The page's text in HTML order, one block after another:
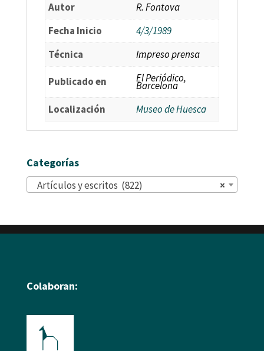
Autor
R. Fontova
Fecha Inicio
4/3/1989
Técnica
Impreso prensa
Publicado en El Periódico,
Barcelona
Localización
Museo de Huesca
Categorías
×
Artículos y escritos (822)
Colaboran: